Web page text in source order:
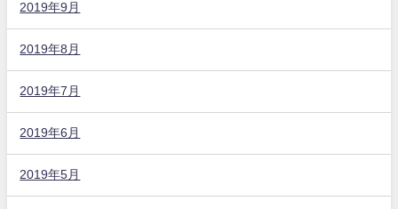
2019年9月
2019年8月
2019年7月
2019年6月
2019年5月